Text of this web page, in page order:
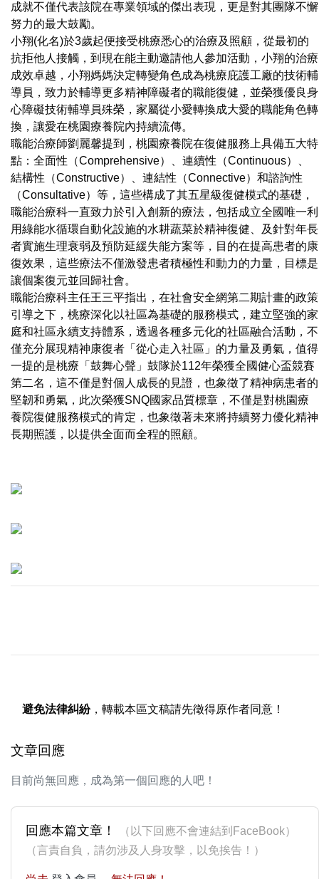
成就不僅代表該院在專業領域的傑出表現，更是對其團隊不懈
努力的最大鼓勵。
小翔(化名)於3歲起便接受桃療悉心的治療及照顧，從最初的
抗拒他人接觸，到現在能主動邀請他人參加活動，小翔的治療
成效卓越，小翔媽媽決定轉變角色成為桃療庇護工廠的技術輔
導員，致力於輔導更多精神障礙者的職能復健，並榮獲優良身
心障礙技術輔導員殊榮，家屬從小愛轉換成大愛的職能角色轉
換，讓愛在桃園療養院內持續流傳。
職能治療師劉麗馨提到，桃園療養院在復健服務上具備五大特
點：全面性（Comprehensive）、連續性（Continuous）、
結構性（Constructive）、連結性（Connective）和諮詢性
（Consultative）等，這些構成了其五星級復健模式的基礎，
職能治療科一直致力於引入創新的療法，包括成立全國唯一利
用綠能水循環自動化設施的水耕蔬菜於精神復健、及針對年長
者實施生理衰弱及預防延緩失能方案等，目的在提高患者的康
復效果，這些療法不僅激發患者積極性和動力的力量，目標是
讓個案復元並回歸社會。
職能治療科主任王三平指出，在社會安全網第二期計畫的政策
引導之下，桃療深化以社區為基礎的服務模式，建立堅強的家
庭和社區永續支持體系，透過各種多元化的社區融合活動，不
僅充分展現精神康復者「從心走入社區」的力量及勇氣，值得
一提的是桃療「鼓舞心聲」鼓隊於112年榮獲全國健心盃競賽
第二名，這不僅是對個人成長的見證，也象徵了精神病患者的
堅韌和勇氣，此次榮獲SNQ國家品質標章，不僅是對桃園療
養院復健服務模式的肯定，也象徵著未來將持續努力優化精神
長期照護，以提供全面而全程的照顧。
避免法律糾紛，轉載本區文稿請先徵得原作者同意！
文章回應
目前尚無回應，成為第一個回應的人吧！
回應本篇文章！
（以下回應不會連結到FaceBook）
（言責自負，請勿涉及人身攻擊，以免挨告！）